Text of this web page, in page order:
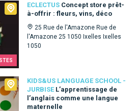
ECLECTUS Concept store prêt-
à-offrir : fleurs, vins, déco
25 Rue de l'Amazone Rue de
l'Amazone 25 1050 Ixelles Ixelles
1050
KIDS&US LANGUAGE SCHOOL -
JURBISE L’apprentissage de
l’anglais comme une langue
maternelle
- Jurbise